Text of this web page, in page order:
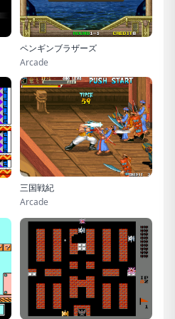
ペンギンブラザーズ
Arcade
三国戦紀
Arcade